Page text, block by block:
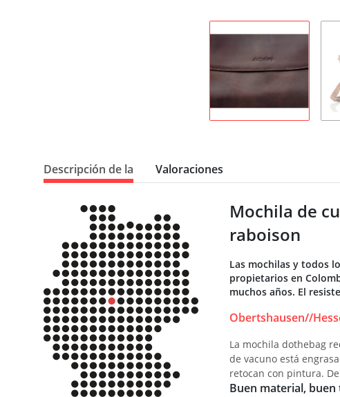
Descripción de la Valoraciones
Mochila de
raboison
Las mochilas y todos
propietarios en
muchos años. El
Obertshausen//
La mochila dothebag
de vacuno está
retocan con pintura.
Buen material,